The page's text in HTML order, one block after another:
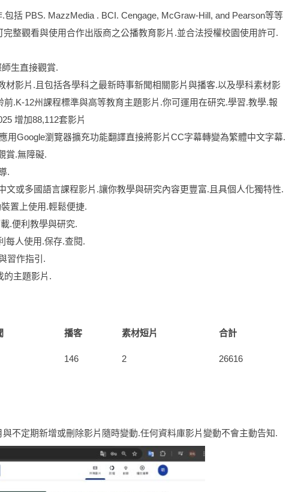
括 PBS. MazzMedia . BCI. Cengage, McGraw-Hill, and Pearson等等
完整觀看與使用合作出版商之公播教育影片.並合法授權校園使用許可.
生直接觀賞.
影片.且包括各學科之最新時事新聞相關影片與播客.以及學科素材影
.K-12州課程標準與高等教育主題影片.你可運用在研究.學習.教學.報
增加88,112套影片
用Google瀏覽器擴充功能翻譯直接將影片CC字幕轉變為繁體中文字幕.
賞.無障礙.
.
或多國語言課程影片.讓你教學與研究內容更豐富.且具個人化獨特性.
置上使用.輕鬆便捷.
.便利教學與研究.
每人使用.保存.查閱.
習作指引.
的主題影片.
播客 素材短片 合計
146 2 26616
不定期新增或刪除影片隨時變動.任何資料庫影片變動不會主動告知.